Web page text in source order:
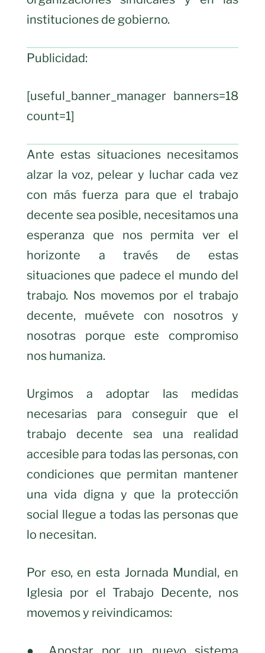
instituciones de gobierno.
Publicidad:
[useful_banner_manager banners=18
count=1]
Ante estas situaciones necesitamos
alzar la voz, pelear y luchar cada vez
con más fuerza para que el trabajo
decente sea posible, necesitamos una
esperanza que nos permita ver el
horizonte a través de estas
situaciones que padece el mundo del
trabajo. Nos movemos por el trabajo
decente, muévete con nosotros y
nosotras porque este compromiso
nos humaniza.
Urgimos a adoptar las medidas
necesarias para conseguir que el
trabajo decente sea una realidad
accesible para todas las personas, con
condiciones que permitan mantener
una vida digna y que la protección
social llegue a todas las personas que
lo necesitan.
Por eso, en esta Jornada Mundial, en
Iglesia por el Trabajo Decente, nos
movemos y reivindicamos: